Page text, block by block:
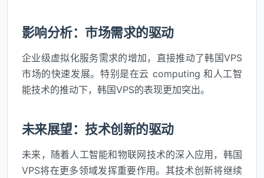
影响分析：市场需求的驱动
企业级虚拟化服务需求的增加，直接推动了韩国VPS
市场的快速发展。特别是在云 computing 和人工智
能技术的推动下，韩国VPS的表现更加突出。
未来展望：技术创新的驱动
未来，随着人工智能和物联网技术的深入应用，韩国
VPS将在更多领域发挥重要作用。其技术创新将继续